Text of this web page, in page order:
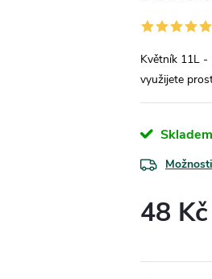
Květník 11L -
využijete
Skladem
48 Kč